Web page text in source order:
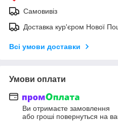
Самовивіз
Доставка кур'єром Нової
Всі умови доставки
Умови оплати
Ви отримаєте замовлення
або гроші повернуться на